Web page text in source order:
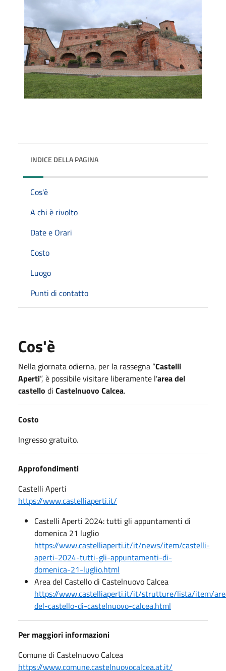
INDICE DELLA PAGINA
Cos'è
A chi è rivolto
Date e Orari
Costo
Luogo
Punti di contatto
Cos'è
Nella giornata odierna, per la rassegna “Castelli
Aperti”, è possibile visitare liberamente l'area del
castello di Castelnuovo Calcea.
Costo
Ingresso gratuito.
Approfondimenti
Castelli Aperti
https://www.castelliaperti.it/
Castelli Aperti 2024: tutti gli appuntamenti di
domenica 21 luglio
https://www.castelliaperti.it/it/news/item/castelli-
aperti-2024-tutti-gli-appuntamenti-di-
domenica-21-luglio.html
Area del Castello di Castelnuovo Calcea
https://www.castelliaperti.it/it/strutture/lista/item/
del-castello-di-castelnuovo-calcea.html
Per maggiori informazioni
Comune di Castelnuovo Calcea
https://www.comune.castelnuovocalcea.at.it/